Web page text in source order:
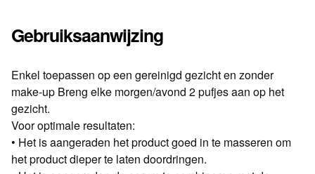
Gebruiksaanwijzing
Enkel toepassen op een gereinigd gezicht en zonder
make-up Breng elke morgen/avond 2 pufjes aan op het
gezicht.
Voor optimale resultaten:
• Het is aangeraden het product goed in te masseren om
het product dieper te laten doordringen.